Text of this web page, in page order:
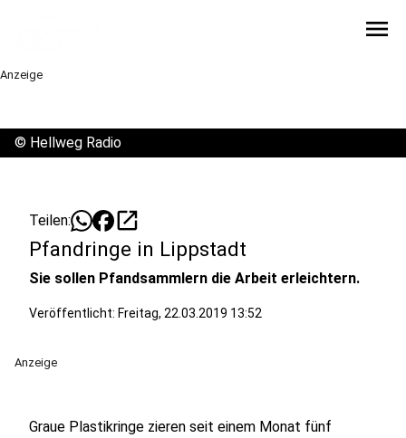
menu
Anzeige
© Hellweg Radio
Teilen: open_in_new
Pfandringe in Lippstadt
Sie sollen Pfandsammlern die Arbeit erleichtern.
Veröffentlicht: Freitag, 22.03.2019 13:52
Anzeige
Graue Plastikringe zieren seit einem Monat fünf